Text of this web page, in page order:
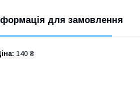
для замовлення
140 ₴